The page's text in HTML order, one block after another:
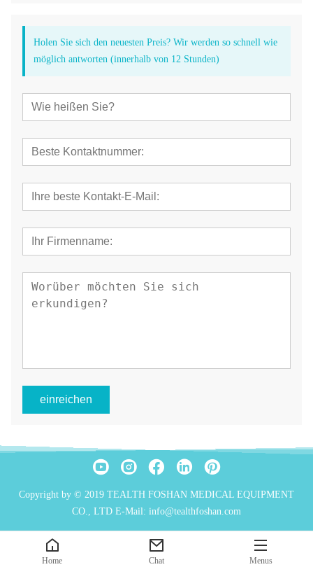
Holen Sie sich den neuesten Preis? Wir werden so schnell wie
möglich antworten (innerhalb von 12 Stunden)
einreichen
Copyright by © 2019 TEALTH FOSHAN MEDICAL EQUIPMENT
CO., LTD E-Mail: info@tealthfoshan.com
Home Chat Menus